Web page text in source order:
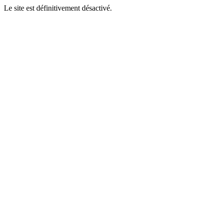
Le site est définitivement désactivé.